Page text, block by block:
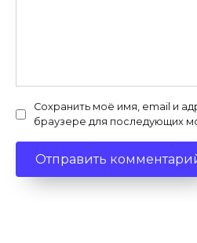
Сохранить моё имя, email и
браузере для последующих